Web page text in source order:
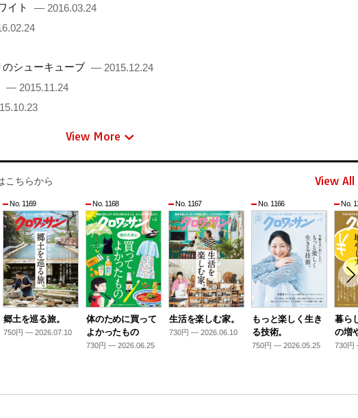
イト
— 2016.03.24
シューキューブ — 2015.12.24
— 2015.11.24
View More
こちらから View All
No. 1169
郷土を巡る旅。
750円 — 2026.07.10
No. 1168
体のために買って
よかったもの
730円 — 2026.06.25
No. 1167
生活を楽しむ家。
730円 — 2026.06.10
No. 1166
もっと楽しく生き
る技術。
750円 — 2026.05.25
No.
暮ら
の増
730円